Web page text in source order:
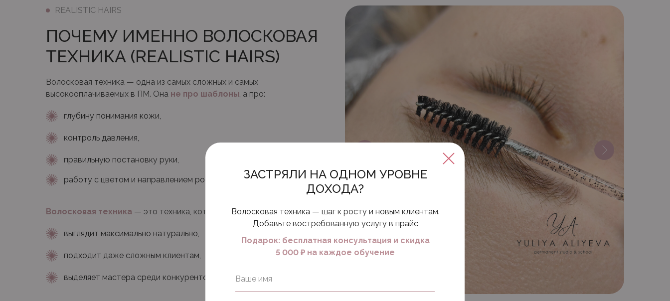
ПОЧЕМУ ИМЕННО ВОЛОСКОВАЯ
ТЕХНИКА (REALISTIC HAIRS)
REALISTIC HAIRS
правильную постановку руки,
работу с цветом и направлением роста волос.
глубину понимания кожи,
контроль давления,
Волосковая техника — одна из самых сложных и самых
высокооплачиваемых в ПМ. Она не про шаблоны, а про:
выделяет мастера среди конкурентов.
выглядит максимально натурально,
подходит даже сложным клиентам,
Волосковая техника — это техника, которая:
Подарок: бесплатная консультация и скидка
5 000 ₽ на каждое обучение
Волосковая техника — шаг к росту и новым клиентам.
Добавьте востребованную услугу в прайс
ЗАСТРЯЛИ НА ОДНОМ УРОВНЕ
ДОХОДА?